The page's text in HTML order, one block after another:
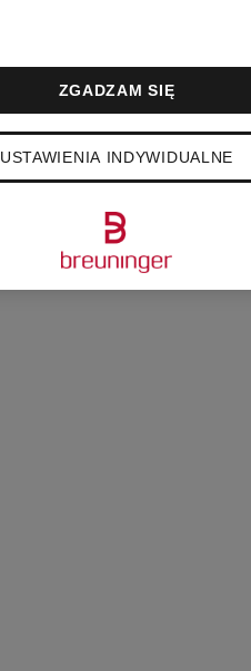
USTAWIENIA INDYWIDUALNE
ZGADZAM SIĘ